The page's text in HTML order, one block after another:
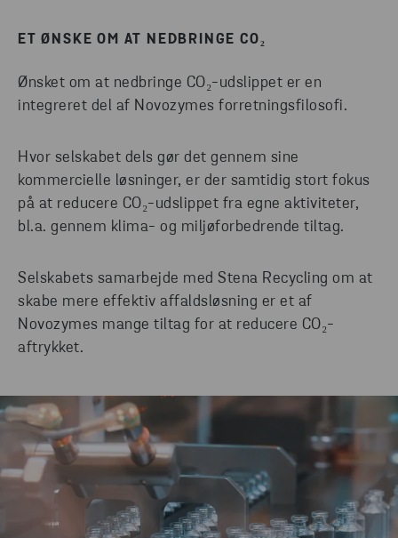
ET ØNSKE OM AT NEDBRINGE CO₂
Ønsket om at nedbringe CO₂-udslippet er en
integreret del af Novozymes forretningsfilosofi.
Hvor selskabet dels gør det gennem sine
kommercielle løsninger, er der samtidig stort fokus
på at reducere CO₂-udslippet fra egne aktiviteter,
bl.a. gennem klima- og miljøforbedrende tiltag.
Selskabets samarbejde med Stena Recycling om at
skabe mere effektiv affaldsløsning er et af
Novozymes mange tiltag for at reducere CO₂-
aftrykket.